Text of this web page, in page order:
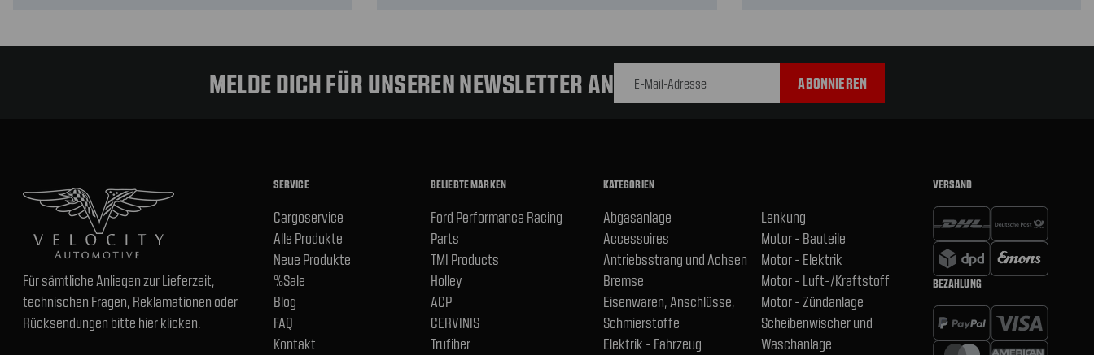
MELDE DICH FÜR UNSEREN NEWSLETTER AN
Für sämtliche Anliegen zur Lieferzeit,
technischen Fragen, Reklamationen oder
Rücksendungen bitte hier klicken.
SERVICE
Cargoservice
Alle Produkte
Neue Produkte
%Sale
Blog
FAQ
Kontakt
BELIEBTE MARKEN
Ford Performance Racing
Parts
TMI Products
Holley
ACP
CERVINIS
Trufiber
KATEGORIEN
Abgasanlage
Accessoires
Antriebsstrang und Achsen
Bremse
Eisenwaren, Anschlüsse,
Schmierstoffe
Elektrik - Fahrzeug
Lenkung
Motor - Bauteile
Motor - Elektrik
Motor - Luft-/Kraftstoff
Motor - Zündanlage
Scheibenwischer und
Waschanlage
VERSAND
BEZAHLUNG